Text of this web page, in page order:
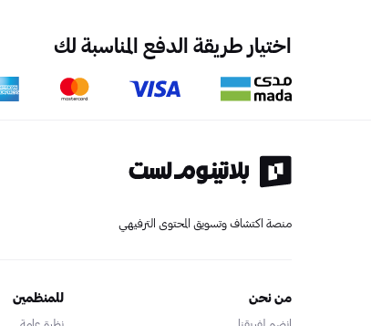
اختيار طريقة الدفع المناسبة لك
منصة اكتشاف وتسويق المحتوى الترفيهي
من نحن للمنظمين